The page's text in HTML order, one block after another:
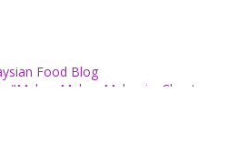
Food Blog
"Makan Makan Malaysia: Chapter